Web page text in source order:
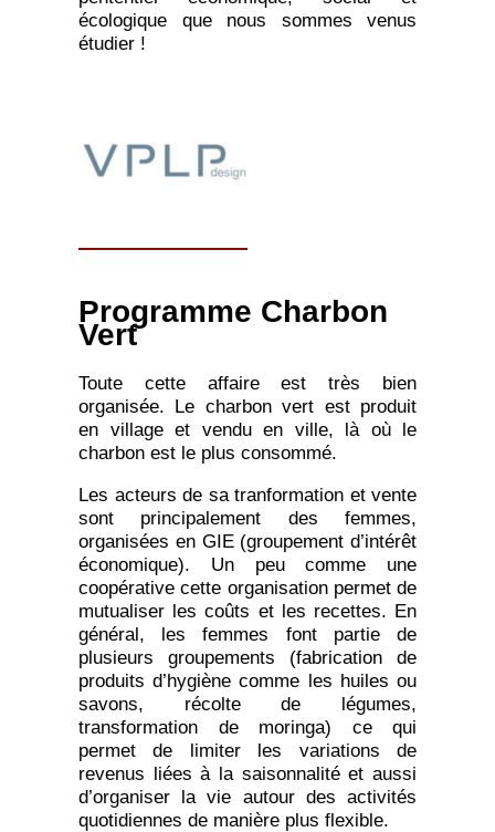
écologique que nous sommes venus
étudier !
Programme Charbon
Vert
Toute cette affaire est très bien
organisée. Le charbon vert est produit
en village et vendu en ville, là où le
charbon est le plus consommé.
Les acteurs de sa tranformation et vente
sont principalement des femmes,
organisées en GIE (groupement d’intérêt
économique). Un peu comme une
coopérative cette organisation permet de
mutualiser les coûts et les recettes. En
général, les femmes font partie de
plusieurs groupements (fabrication de
produits d’hygiène comme les huiles ou
savons, récolte de légumes,
transformation de moringa) ce qui
permet de limiter les variations de
revenus liées à la saisonnalité et aussi
d’organiser la vie autour des activités
quotidiennes de manière plus flexible.